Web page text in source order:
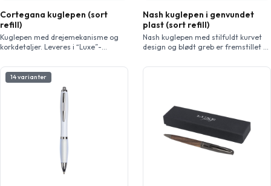
Cortegana kuglepen (sort
refill)
Kuglepen med drejemekanisme og
korkdetaljer. Leveres i “Luxe”-
Nash kuglepen i genvundet
plast (sort refill)
Nash kuglepen med stilfuldt kurvet
design og blødt greb er fremstillet af
solidt, og dermed giver en lang
14 varianter